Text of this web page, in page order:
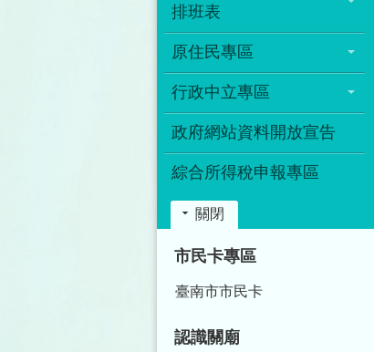
排班表
原住民專區
行政中立專區
政府網站資料開放宣告
綜合所得稅申報專區
關閉
市民卡專區
臺南市市民卡
認識關廟